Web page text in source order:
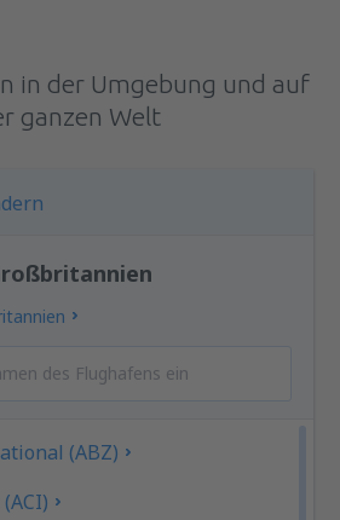
in der Umgebung und auf
ganzen Welt
(ABZ)